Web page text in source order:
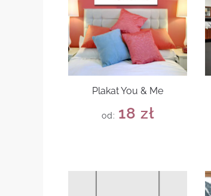
Plakat You & Me
od: 18 zł